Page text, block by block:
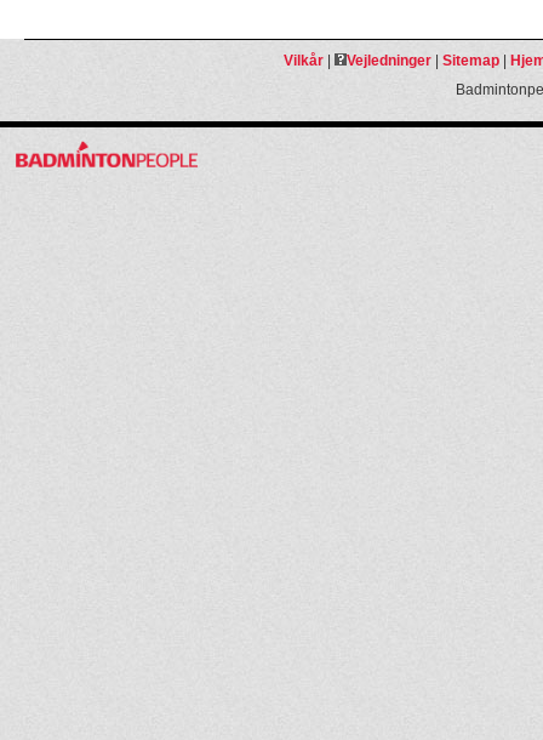
Vilkår| Vejledninger| Sitemap|